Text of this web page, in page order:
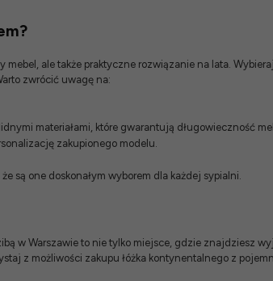
ale także praktyczne rozwiązanie na lata.
zwrócić uwagę na:
materiałami, które gwarantują długowieczność
zakupionego modelu.
że są one doskonałym wyborem dla każdej sypialni.
w Warszawie to nie tylko miejsce, gdzie znajdziesz
z możliwości zakupu łóżka kontynentalnego z